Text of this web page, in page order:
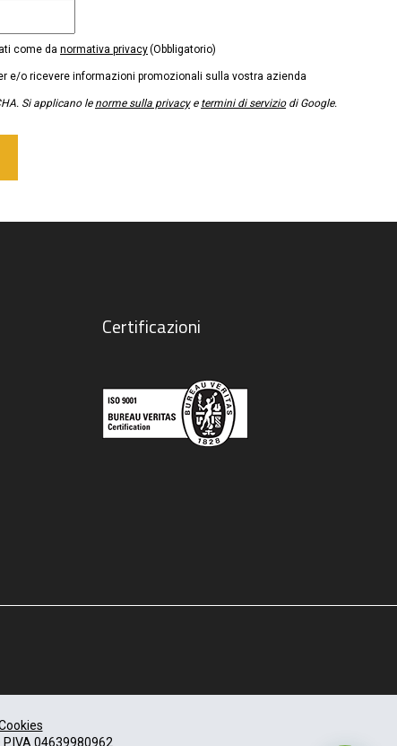
come da normativa privacy(Obbligatorio)
e/o ricevere informazioni promozionali sulla vostra azienda
Si applicano le norme sulla privacye termini di serviziodi Google.
Certificazioni
04639980962